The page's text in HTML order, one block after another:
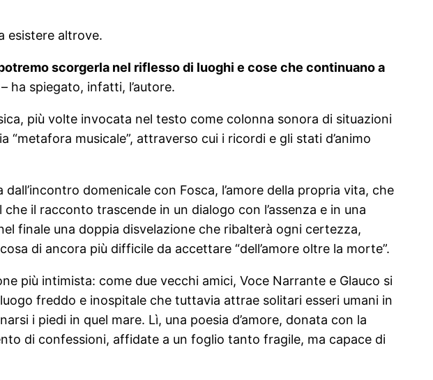
esistere altrove.
scorgerla nel riflesso di luoghi e cose che continuano a
– ha spiegato, infatti, l’autore.
più volte invocata nel testo come colonna sonora di situazioni
musicale”, attraverso cui i ricordi e gli stati d’animo
domenicale con Fosca, l’amore della propria vita, che
il racconto trascende in un dialogo con l’assenza e in una
finale una doppia disvelazione che ribalterà ogni certezza,
di ancora più difficile da accettare “dell’amore oltre la morte”.
più intimista: come due vecchi amici, Voce Narrante e Glauco si
freddo e inospitale che tuttavia attrae solitari esseri umani in
i piedi in quel mare. Lì, una poesia d’amore, donata con la
di confessioni, affidate a un foglio tanto fragile, ma capace di